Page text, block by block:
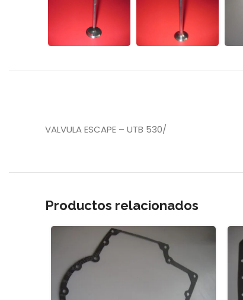
VALVULA ESCAPE – UTB 530/
Productos relacionados